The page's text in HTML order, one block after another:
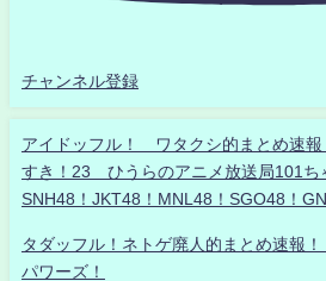
チャンネル登録
アイドッフル！ ワタクシ的まとめ速
すき！23 ひうらのアニメ放送局101ち
SNH48！JKT48！MNL48！SGO48！
タダッフル！ネトゲ廃人的まとめ速報
パワーズ！